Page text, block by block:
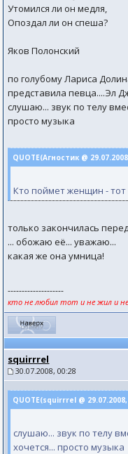
Утомился ли он медля,
Опоздал ли он спеша?
Яков Полонский
по голубому Лариса
представила певца....Эл
слушаю... звук по телу
просто музыка
QUOTE(Агностик @
Кто поймет женщин -
только закончилась
... обожаю её... уважаю...
какая же она умница!
--------------------
кто не любил тот и не жил и
squirrrel
30.07.2008, 00:28
QUOTE(squirrrel @
слушаю... звук по телу
хочется... просто музыка